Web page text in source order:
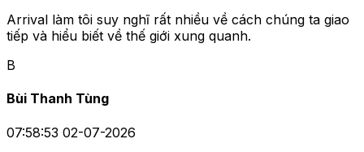
Arrival làm tôi suy nghĩ rất nhiều về cách chúng ta giao
tiếp và hiểu biết về thế giới xung quanh.
B
Bùi Thanh Tùng
07:58:53 02-07-2026